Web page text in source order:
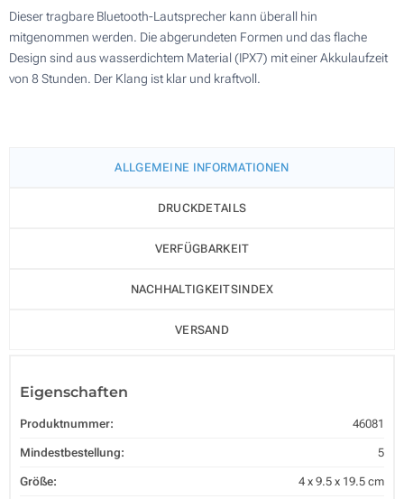
Dieser tragbare Bluetooth-Lautsprecher kann überall hin
mitgenommen werden. Die abgerundeten Formen und das flache
Design sind aus wasserdichtem Material (IPX7) mit einer Akkulaufzeit
von 8 Stunden. Der Klang ist klar und kraftvoll.
ALLGEMEINE INFORMATIONEN
DRUCKDETAILS
VERFÜGBARKEIT
NACHHALTIGKEITSINDEX
VERSAND
Eigenschaften
Produktnummer: 46081
Mindestbestellung: 5
Größe: 4 x 9.5 x 19.5 cm